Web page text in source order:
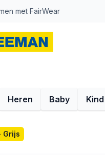
met FairWear
Heren Baby Kind
Grijs